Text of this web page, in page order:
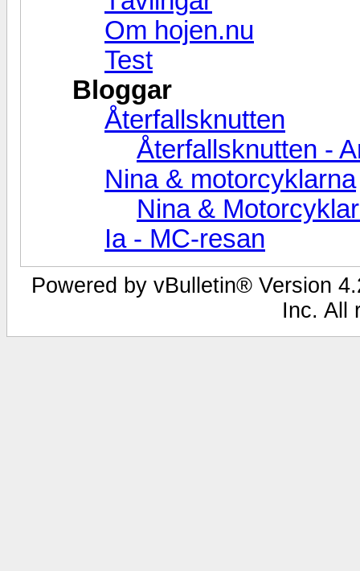
Om hojen.nu
Test
Bloggar
Återfallsknutten
Återfallsknutten -
Nina & motorcyklarna
Nina &
Ia - MC-resan
Powered by vBulletin® Version
Inc. All